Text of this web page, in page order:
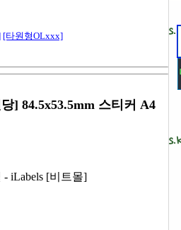
[타원형OLxxx]
] 84.5x53.5mm 스티커 A4
- iLabels [비트몰]